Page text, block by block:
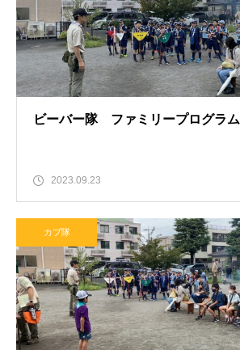
ビーバー隊 ファミリープログラム
2023.09.23
カブ隊